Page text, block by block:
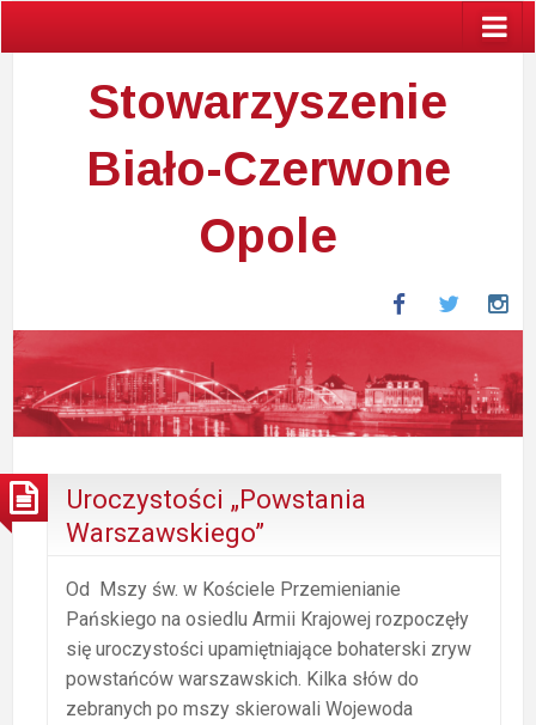
Stowarzyszenie
Biało-Czerwone
Opole
FacebookTwitter
Uroczystości „Powstania
Warszawskiego”
Od Mszy św. w Kościele Przemienianie
Pańskiego na osiedlu Armii Krajowej rozpoczęły
się uroczystości upamiętniające bohaterski zryw
powstańców warszawskich. Kilka słów do
zebranych po mszy skierowali Wojewoda